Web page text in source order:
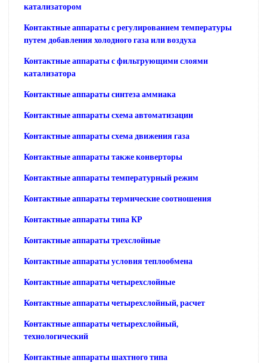
катализатором
Контактные аппараты с регулированием температуры
путем добавления холодного газа или воздуха
Контактные аппараты с фильтрующими слоями
катализатора
Контактные аппараты синтеза аммиака
Контактные аппараты схема автоматизации
Контактные аппараты схема движения газа
Контактные аппараты также конверторы
Контактные аппараты температурный режим
Контактные аппараты термические соотношения
Контактные аппараты типа КР
Контактные аппараты трехслойные
Контактные аппараты условия теплообмена
Контактные аппараты четырехслойные
Контактные аппараты четырехслойный, расчет
Контактные аппараты четырехслойный,
технологический
Контактные аппараты шахтного типа